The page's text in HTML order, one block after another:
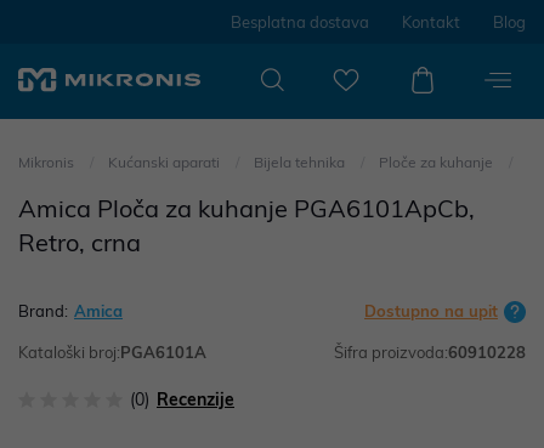
Besplatna dostava Kontakt Blog
Mikronis Kućanski aparati Bijela tehnika Ploče za kuhanje
Amica Ploča za kuhanje PGA6101ApCb,
Retro, crna
Brand: Amica Dostupno na upit
Kataloški broj:PGA6101A Šifra proizvoda:60910228
(0) Recenzije